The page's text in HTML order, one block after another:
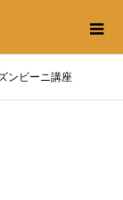
ンビーニ講座